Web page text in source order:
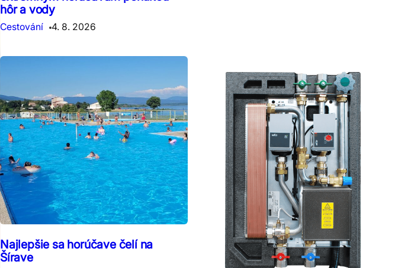
hôr a vody
Cestování 4. 8. 2026
Najlepšie sa horúčave čelí na
Šírave